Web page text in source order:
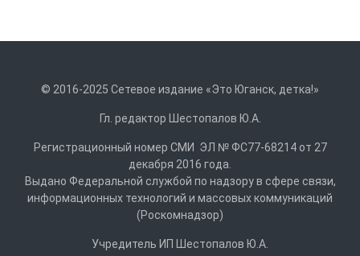
© 2016-2025 Сетевое издание «Это Юганск, детка!»
Гл. редактор Шестопалов Ю.А.
Регистрационный номер СМИ ЭЛ № ФС77-68214 от 27
декабря 2016 года.
Выдано Федеральной службой по надзору в сфере связи,
информационных технологий и массовых коммуникаций
(Роскомнадзор)
Учредитель ИП Шестопалов Ю.А.